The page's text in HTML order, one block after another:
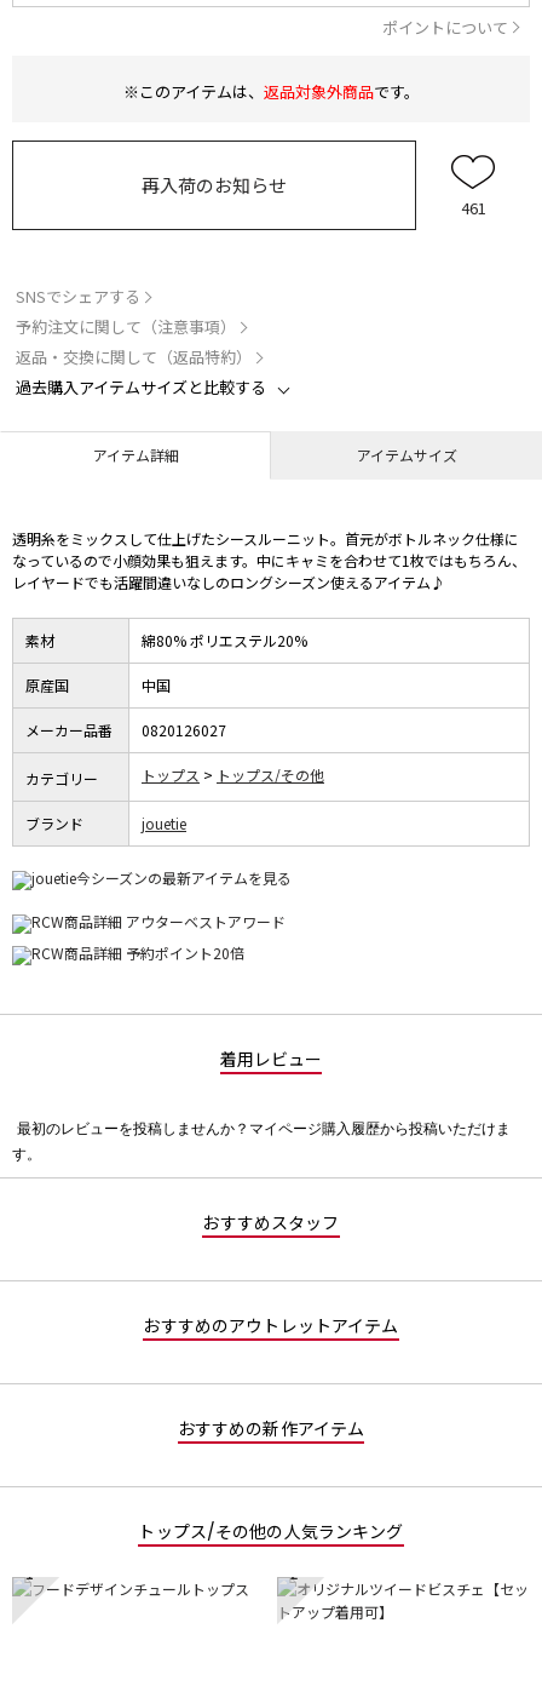
ポイントについて
※このアイテムは、 返品対象外商品です。
再入荷のお知らせ
461
SNSでシェアする
予約注文に関して（注意事項）
返品・交換に関して（返品特約）
過去購入アイテムサイズと比較する
アイテム詳細 アイテムサイズ
透明糸をミックスして仕上げたシースルーニット。首元がボトルネック仕様に
なっているので小顔効果も狙えます。中にキャミを合わせて1枚ではもちろん、
レイヤードでも活躍間違いなしのロングシーズン使えるアイテム♪
素材 綿80% ポリエステル20%
原産国 中国
メーカー品番 0820126027
カテゴリー トップス トップス/その他
ブランド jouetie
着用レビュー
価
最初のレビューを投稿しませんか？マイページ購入履歴から投稿いただけま
す。
おすすめスタッフ
おすすめのアウトレットアイテム
おすすめの新作アイテム
トップス/その他の人気ランキング
1 2